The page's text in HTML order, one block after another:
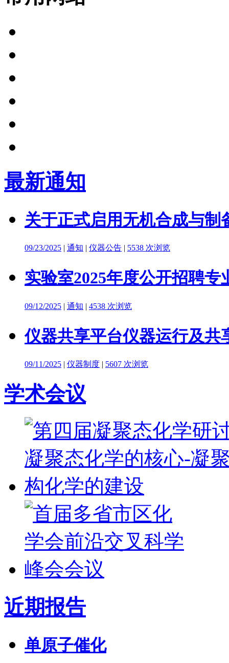
最新通知
关于正式启用无机合成与制
09/23/2025 | 通知 | 仪器公告 | 5538 次浏览
实验室2025年度公开招聘
09/12/2025 | 通知 | 4538 次浏览
仪器共享平台仪器运行及共
09/11/2025 | 仪器制度 | 5607 次浏览
学术会议
近期报告
单原子催化